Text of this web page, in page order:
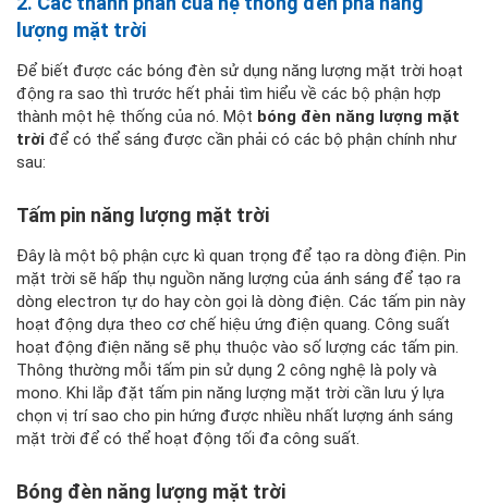
lượng mặt trời
Để biết được các bóng đèn sử dụng năng lượng mặt trời hoạt
động ra sao thì trước hết phải tìm hiểu về các bộ phận hợp
thành một hệ thống của nó. Một bóng đèn năng lượng mặt
trời để có thể sáng được cần phải có các bộ phận chính như
sau:
Tấm pin năng lượng mặt trời
Đây là một bộ phận cực kì quan trọng để tạo ra dòng điện. Pin
mặt trời sẽ hấp thụ nguồn năng lượng của ánh sáng để tạo ra
dòng electron tự do hay còn gọi là dòng điện. Các tấm pin này
hoạt động dựa theo cơ chế hiệu ứng điện quang. Công suất
hoạt động điện năng sẽ phụ thuộc vào số lượng các tấm pin.
Thông thường mỗi tấm pin sử dụng 2 công nghệ là poly và
mono. Khi lắp đặt tấm pin năng lượng mặt trời cần lưu ý lựa
chọn vị trí sao cho pin hứng được nhiều nhất lượng ánh sáng
mặt trời để có thể hoạt động tối đa công suất.
Bóng đèn năng lượng mặt trời